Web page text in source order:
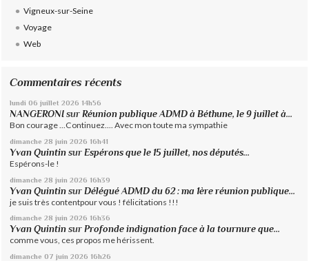
Vigneux-sur-Seine
Voyage
Web
Commentaires récents
lundi 06 juillet 2026 14h56
NANGERONI surRéunion publique ADMD à Béthune, le 9 juillet à...
Bon courage ...Continuez.... Avec mon toute ma sympathie
dimanche 28 juin 2026 16h41
Yvan Quintin surEspérons que le 15 juillet, nos députés...
Espérons-le !
dimanche 28 juin 2026 16h39
Yvan Quintin surDélégué ADMD du 62 : ma 1ère réunion publique...
je suis très contentpour vous ! félicitations !!!
dimanche 28 juin 2026 16h36
Yvan Quintin surProfonde indignation face à la tournure que...
comme vous, ces propos me hérissent.
dimanche 07 juin 2026 16h26